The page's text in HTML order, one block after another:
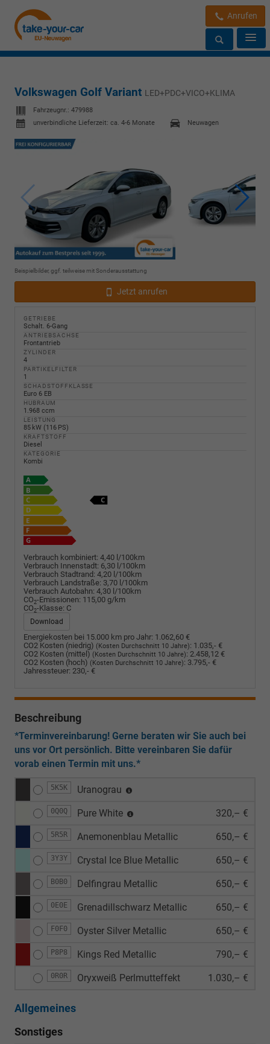
Anrufen
Volkswagen Golf Variant LED+PDC+VICO+KLIMA
Fahrzeugnr.: 479988
unverbindliche Lieferzeit: ca. 4-6 Monate
Neuwagen
Beispielbilder, ggf. teilweise mit Sonderausstattung
Jetzt anrufen
GETRIEBE
Schalt. 6-Gang
ANTRIEBSACHSE
Frontantrieb
ZYLINDER
4
PARTIKELFILTER
1
SCHADSTOFFKLASSE
Euro 6 EB
HUBRAUM
1.968 ccm
LEISTUNG
85 kW (116 PS)
KRAFTSTOFF
Diesel
KATEGORIE
Kombi
Verbrauch kombiniert: 4,40 l/100km
Verbrauch Innenstadt: 6,30 l/100km
Verbrauch Stadtrand: 4,20 l/100km
Verbrauch Landstraße: 3,70 l/100km
Verbrauch Autobahn: 4,30 l/100km
CO2-Emissionen: 115,00 g/km
CO2-Klasse: C
Download
Energiekosten bei 15.000 km pro Jahr: 1.062,60 €
CO2 Kosten (niedrig) (Kosten Durchschnitt 10 Jahre): 1.035,- €
CO2 Kosten (mittel) (Kosten Durchschnitt 10 Jahre): 2.458,12 €
CO2 Kosten (hoch) (Kosten Durchschnitt 10 Jahre): 3.795,- €
Jahressteuer: 230,- €
Beschreibung
*Terminvereinbarung! Gerne beraten wir Sie auch bei
uns vor Ort persönlich. Bitte vereinbaren Sie dafür
vorab einen Termin mit uns.*
5K5K Uranograu
0Q0Q Pure White 320,– €
5R5R Anemonenblau Metallic 650,– €
3Y3Y Crystal Ice Blue Metallic 650,– €
B0B0 Delfingrau Metallic 650,– €
0E0E Grenadillschwarz Metallic 650,– €
F0F0 Oyster Silver Metallic 650,– €
P8P8 Kings Red Metallic 790,– €
0R0R Oryxweiß Perlmutteffekt 1.030,– €
Allgemeines
Sonstiges